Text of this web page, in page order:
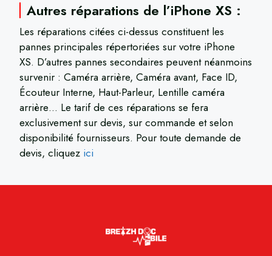
Autres réparations de l’iPhone XS :
Les réparations citées ci-dessus constituent les
pannes principales répertoriées sur votre iPhone
XS. D’autres pannes secondaires peuvent néanmoins
survenir : Caméra arrière, Caméra avant, Face ID,
Écouteur Interne, Haut-Parleur, Lentille caméra
arrière… Le tarif de ces réparations se fera
exclusivement sur devis, sur commande et selon
disponibilité fournisseurs. Pour toute demande de
devis, cliquez ici